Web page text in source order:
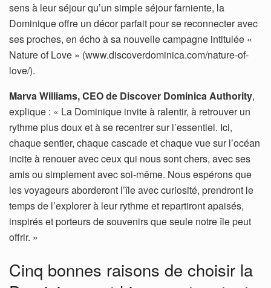
sens à leur séjour qu’un simple séjour farniente, la
Dominique offre un décor parfait pour se reconnecter avec
ses proches, en écho à sa nouvelle campagne intitulée «
Nature of Love » (www.discoverdominica.com/nature-of-
love/).
Marva Williams, CEO de Discover Dominica Authority,
explique : « La Dominique invite à ralentir, à retrouver un
rythme plus doux et à se recentrer sur l’essentiel. Ici,
chaque sentier, chaque cascade et chaque vue sur l’océan
incite à renouer avec ceux qui nous sont chers, avec ses
amis ou simplement avec soi-même. Nous espérons que
les voyageurs aborderont l’île avec curiosité, prendront le
temps de l’explorer à leur rythme et repartiront apaisés,
inspirés et porteurs de souvenirs que seule notre île peut
offrir. »
Cinq bonnes raisons de choisir la